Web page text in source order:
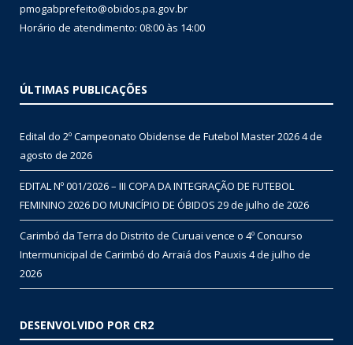
pmogabprefeito@obidos.pa.gov.br
Horário de atendimento: 08:00 às 14:00
ÚLTIMAS PUBLICAÇÕES
Edital do 2º Campeonato Obidense de Futebol Master 20264 de
agosto de 2026
EDITAL Nº 001/2026 – III COPA DA INTEGRAÇÃO DE FUTEBOL
FEMININO 2026 DO MUNICÍPIO DE ÓBIDOS 29 de julho de 2026
Carimbó da Terra do Distrito de Curuai vence o 4º Concurso
Intermunicipal de Carimbó do Arraiá dos Pauxis 4 de julho de
2026
DESENVOLVIDO POR CR2